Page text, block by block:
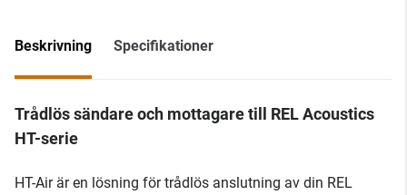
Beskrivning Specifikationer
Trådlös sändare och mottagare till REL Acoustics
HT-serie
HT-Air är en lösning för trådlös anslutning av din REL